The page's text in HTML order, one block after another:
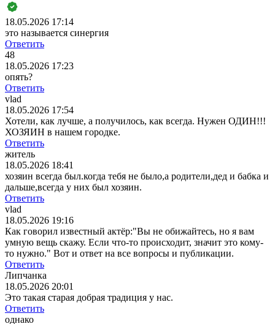
18.05.2026 17:14
это называется синергия
Ответить
48
18.05.2026 17:23
опять?
Ответить
vlad
18.05.2026 17:54
Хотели, как лучше, а получилось, как всегда. Нужен ОДИН!!!
ХОЗЯИН в нашем городке.
Ответить
житель
18.05.2026 18:41
хозяин всегда был.когда тебя не было,а родители,дед и бабка и
дальше,всегда у них был хозяин.
Ответить
vlad
18.05.2026 19:16
Как говорил известный актёр:"Вы не обижайтесь, но я вам
умную вещь скажу. Если что-то происходит, значит это кому-
то нужно." Вот и ответ на все вопросы и публикации.
Ответить
Липчанка
18.05.2026 20:01
Это такая старая добрая традиция у нас.
Ответить
однако